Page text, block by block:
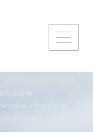
zdrowia w
terenu